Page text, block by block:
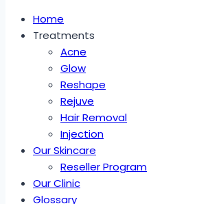
Home
Treatments
Acne
Glow
Reshape
Rejuve
Hair Removal
Injection
Our Skincare
Reseller Program
Our Clinic
Glossary